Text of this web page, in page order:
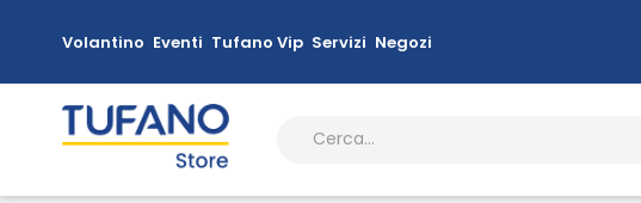
Volantino Eventi Tufano Vip Servizi Negozi